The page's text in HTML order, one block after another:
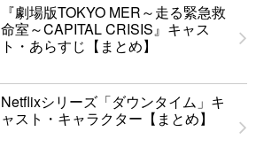
『劇場版TOKYO MER～走る緊急救
命室～CAPITAL CRISIS』キャス
ト・あらすじ【まとめ】
Netflixシリーズ「ダウンタイム」キ
ャスト・キャラクター【まとめ】